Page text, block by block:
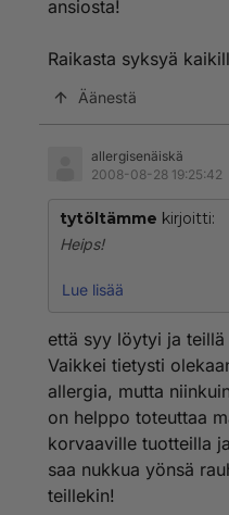
ansiosta!
Raikasta syksyä
Äänestä
allergisenäiskä
2008-08-28 19:25:42
tytöltämme kirjoitti:
Heips!
Huomasin vasta viestisi
Jätin tytöltä maidon
kanssa. Testien
kuluttua.
Ajattelin että saan
perusteella.
Hyvältä/pahalta näyttää.
Siis yöt ovat
maidoton ruokavalio.
melko varmasti löytyi.
Lue lisää
että syy löytyi ja
Vaikkei tietysti
allergia, mutta
on helppo toteuttaa
korvaaville tuotteilla
saa nukkua yönsä
teillekin!